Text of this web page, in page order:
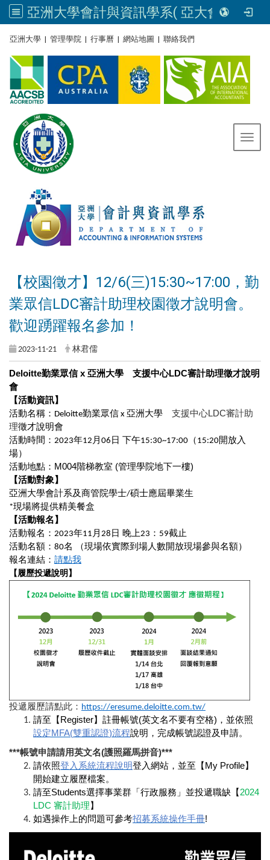
亞洲大學會計與資訊學系( 亞大會資系官網) | Asia University, Taiwan
亞洲大學 | 管理學院 | 行事曆 | 網站地圖 | 聯絡我們
【校園徵才】12/6(三)15:30~17:00，勤
業眾信LDC審計助理校園徵才說明會。
歡迎踴躍報名參加！
2023-11-21 林君儒
Deloitte勤業眾信 x 亞洲大學 支援中心LDC審計助理徵才說明
會
【活動資訊】
活動名稱： Deloitte勤業眾信 x 亞洲大學 支援中心LDC審計助
理徵才說明會
活動時間： 2023年12 月 06 日 下午15:30~17:00 （ 15:20開放入
場）
活動地點：M004階梯教室 (管理學院地下一樓)
【活動對象】
亞洲大學會計系及商管院學士/碩士應屆畢業生
*現場將提供精美餐盒
【活動報名】
活動報名： 2023年11 月 28 日 晚上23 ： 59截止
活動名額： 80名
（現場依實際到場人數開放現場參與名額）
報名連結： 請點我
【履歷投遞說明】
投遞履歷請點此： https://eresume.deloitte.com.tw/
請至【Register】註冊帳號(英文名不要有空格)，並依照
設定MFA(雙重認證)流程說明，完成帳號認證及申請。
***帳號申請請用英文名(護照羅馬拼音)***
請依照登入系統流程說明登入網站，並至【My Profile】
開始建立履歷檔案。
請至Students選擇事業群「行政服務」並投遞職缺【 2024
LDC 審計助理 】
如遇操作上的問題可參考招募系統操作手冊!